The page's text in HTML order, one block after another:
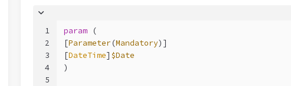
1
2
3
4
5
param (
[Parameter (Mandatory)]
[DateTime] $Date
)